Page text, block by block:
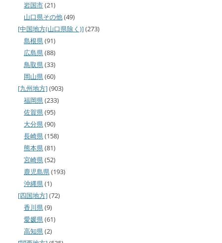
岩国市(21)
山口県その他(49)
[中国地方(山口県除く)](273)
島根県(91)
広島県(88)
鳥取県(33)
岡山県(60)
[九州地方](903)
福岡県(233)
佐賀県(95)
大分県(90)
長崎県(158)
熊本県(81)
宮崎県(52)
鹿児島県(193)
沖縄県(1)
[四国地方](72)
香川県(9)
愛媛県(61)
高知県(2)